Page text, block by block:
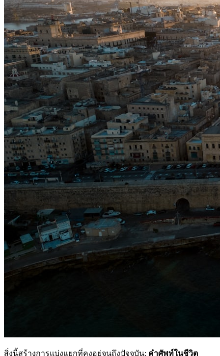
สิ่งนี้สร้างการแบ่งแยกที่คงอยู่จนถึงปัจจุบัน: คำศัพท์ในชีวิต